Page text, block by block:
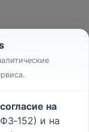
согласие на
и на